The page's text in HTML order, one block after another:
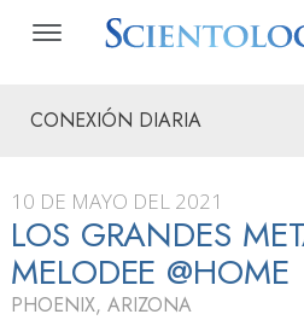
CONEXIÓN DIARIA
10 DE MAYO DEL 2021
LOS GRANDES
MELODEE @HOME
PHOENIX, ARIZONA